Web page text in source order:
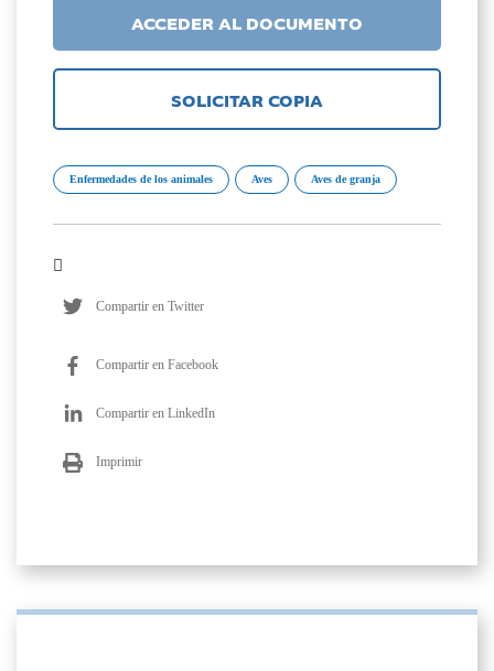
ACCEDER AL DOCUMENTO
SOLICITAR COPIA
Enfermedades de los animales Aves Aves de granja
Compartir en Twitter
Compartir en Facebook
Compartir en LinkedIn
Imprimir